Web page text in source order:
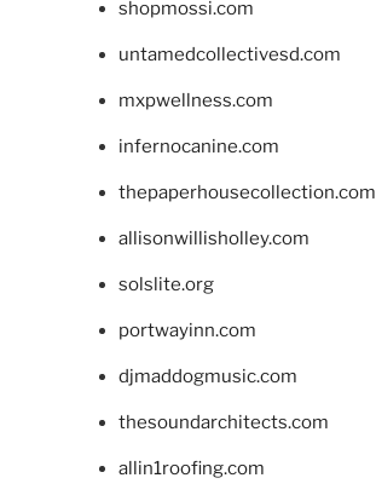
shopmossi.com
untamedcollectivesd.com
mxpwellness.com
infernocanine.com
thepaperhousecollection.com
allisonwillisholley.com
solslite.org
portwayinn.com
djmaddogmusic.com
thesoundarchitects.com
allin1roofing.com